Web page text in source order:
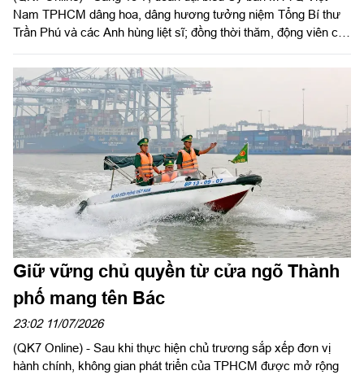
Nam TPHCM dâng hoa, dâng hương tưởng niệm Tổng Bí thư
Trần Phú và các Anh hùng liệt sĩ; đồng thời thăm, động viên các
sĩ tại công viên Lê Thị Riêng (phường Hòa Hưng, TPHCM).
Đồng chí Nguyễn Phước Lộc, Ủy viên Trung ương Đảng, Phó
Bí thư Thành ủy, Chủ tịch Ủy ban MTTQ Việt Nam TPHCM làm
trưởng đoàn
Giữ vững chủ quyền từ cửa ngõ Thành
phố mang tên Bác
23:02 11/07/2026
(QK7 Online) - Sau khi thực hiện chủ trương sắp xếp đơn vị
hành chính, không gian phát triển của TPHCM được mở rộng